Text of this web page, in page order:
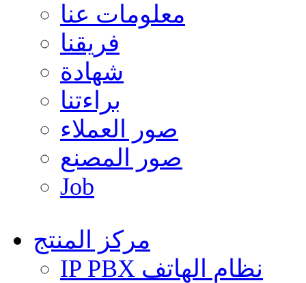
معلومات عنا
فريقنا
شهادة
براءتنا
صور العملاء
صور المصنع
Job
مركز المنتج
IP PBX نظام الهاتف